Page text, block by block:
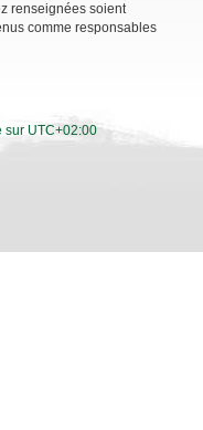
renseignées soient
comme responsables
sur UTC+02:00